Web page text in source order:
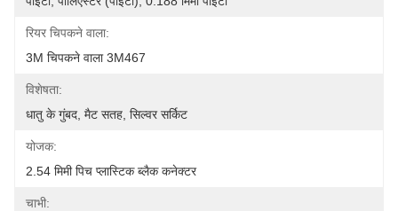
रियर चिपकने वाला:
3M चिपकने वाला 3M467
विशेषता:
धातु के गुंबद, मैट सतह, सिल्वर सर्किट
योजक:
2.54 मिमी पिच प्लास्टिक ब्लैक कनेक्टर
चाभी: